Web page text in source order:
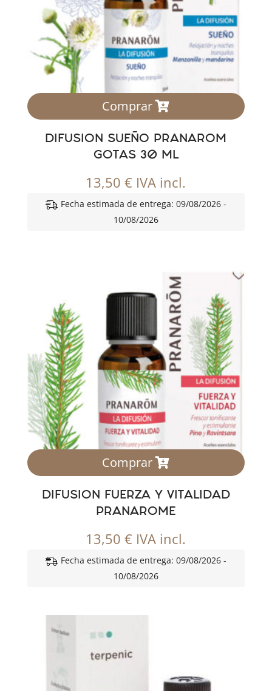
Comprar
DIFUSION SUEÑO PRANAROM
GOTAS 30 ML
13,50€ IVA incl.
Fecha estimada de entrega: 09/08/2026 -
10/08/2026
Comprar
DIFUSION FUERZA Y VITALIDAD
PRANAROME
13,50€ IVA incl.
Fecha estimada de entrega: 09/08/2026 -
10/08/2026